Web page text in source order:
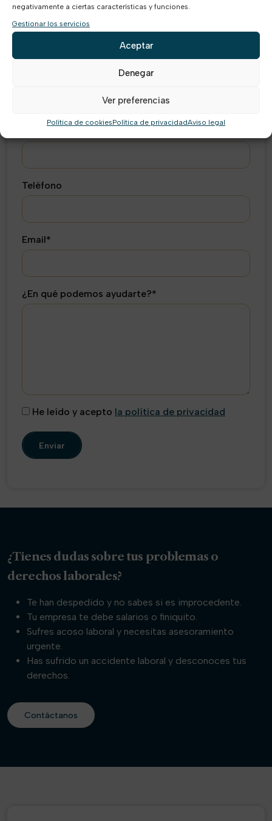
negativamente a ciertas características y funciones.
Gestionar los servicios
Aceptar
Denegar
Ver preferencias
Política de cookiesPolítica de privacidadAviso legal
momento en cualquier conflicto laboral
Tu equipo de Derecho Laboral
Teléfono
Email*
¿En qué podemos ayudarte?*
He leído y acepto la política de privacidad
¿Tienes dudas sobre tus problemas o
derechos laborales?
Te han despedido y no sabes si es improcedente.
Tu empresa te debe salarios o finiquito.
Sufres acoso laboral y necesitas asesoramiento
urgente.
Has sufrido un accidente laboral y desconoces tus
derechos.
Contáctanos